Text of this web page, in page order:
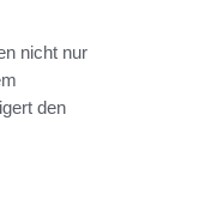
nicht nur
den